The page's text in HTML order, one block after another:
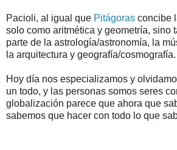
Pacioli, al igual que Pitágoras concibe
solo como aritmética y geometría, sino
parte de la astrología/astronomía, la
la arquitectura y geografía/cosmografía.
Hoy día nos especializamos y
un todo, y las personas somos seres
globalización parece que ahora que
sabemos que hacer con todo lo que